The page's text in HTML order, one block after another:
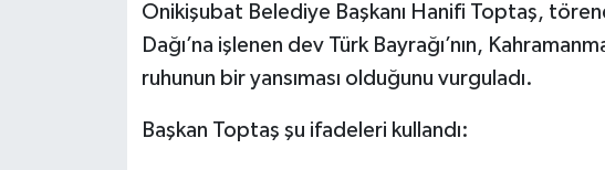
Onikişubat Belediye Başkanı Hanifi Toptaş,
Dağı’na işlenen dev Türk Bayrağı’nın,
ruhunun bir yansıması olduğunu vurguladı.
Başkan Toptaş şu ifadeleri kullandı: